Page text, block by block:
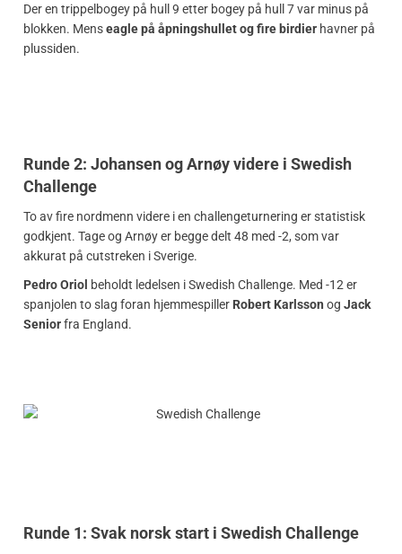
Der en trippelbogey på hull 9 etter bogey på hull 7 var minus på
blokken. Menseagle på åpningshullet og fire birdier havner på
plussiden.
Runde 2: Johansen og Arnøy videre i Swedish
Challenge
To av fire nordmenn videre i en challengeturnering er statistisk
godkjent. Tage og Arnøy er begge delt 48 med -2, som var
akkurat på cutstreken i Sverige.
Pedro Oriol beholdt ledelsen i Swedish Challenge. Med -12 er
spanjolen to slag foran hjemmespiller Robert Karlsson og Jack
Seniorfra England.
Runde 1: Svak norsk start i Swedish Challenge